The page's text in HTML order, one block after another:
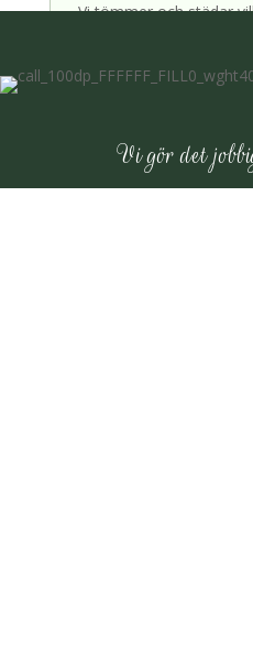
Vi tömmer och städar
Gottsunda och Sävja,
Vi gör det